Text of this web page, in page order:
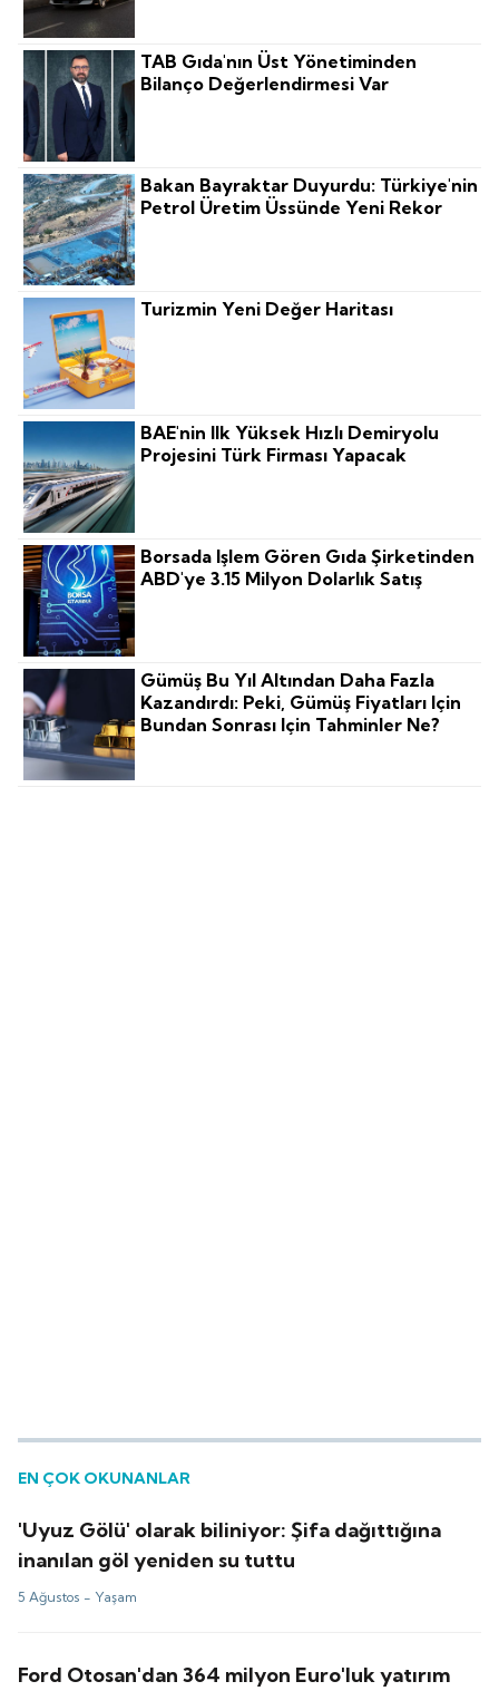
TAB Gıda'nın Üst Yönetiminden
Bilanço Değerlendirmesi Var
Bakan Bayraktar Duyurdu: Türkiye'nin
Petrol Üretim Üssünde Yeni Rekor
Turizmin Yeni Değer Haritası
BAE'nin Ilk Yüksek Hızlı Demiryolu
Projesini Türk Firması Yapacak
Borsada Işlem Gören Gıda Şirketinden
ABD'ye 3.15 Milyon Dolarlık Satış
Gümüş Bu Yıl Altından Daha Fazla
Kazandırdı: Peki, Gümüş Fiyatları Için
Bundan Sonrası Için Tahminler Ne?
EN ÇOK OKUNANLAR
'Uyuz Gölü' olarak biliniyor: Şifa dağıttığına
inanılan göl yeniden su tuttu
5 Ağustos - Yaşam
Ford Otosan'dan 364 milyon Euro'luk yatırım